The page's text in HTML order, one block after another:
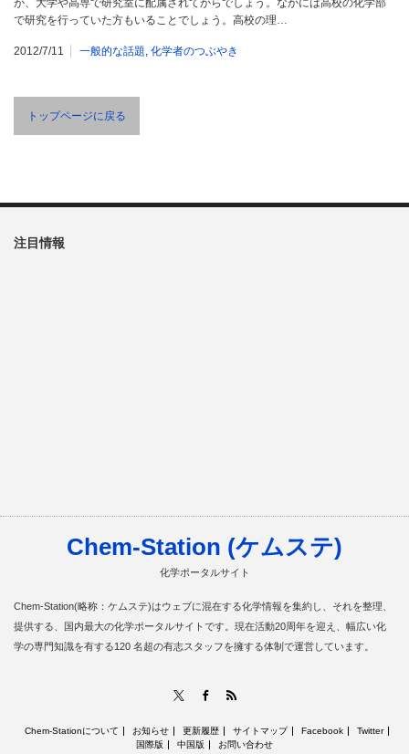
で研究を行っていた方もいることでしょう。高校の理…
2012/7/11 一般的な話題 化学者のつぶやき
トップページに戻る
注目情報
Chem-Station (ケムステ)
化学ポータルサイト
Chem-Station(略称：ケムステ)はウェブに混在する化学情報を集約し、それを整理、
提供する、国内最大の化学ポータルサイトです。現在活動20周年を迎え、幅広い化
学の専門知識を有する120 名超の有志スタッフを擁する体制で運営しています。
Facebook
Chem-Stationについて お知らせ 更新履歴 サイトマップ Facebook
Twitter
国際版
中国版 お問い合わせ